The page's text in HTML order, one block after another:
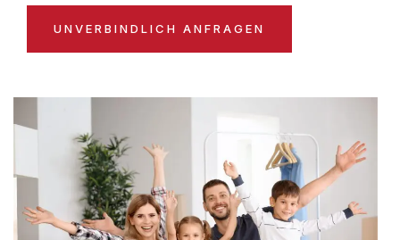
UNVERBINDLICH ANFRAGEN